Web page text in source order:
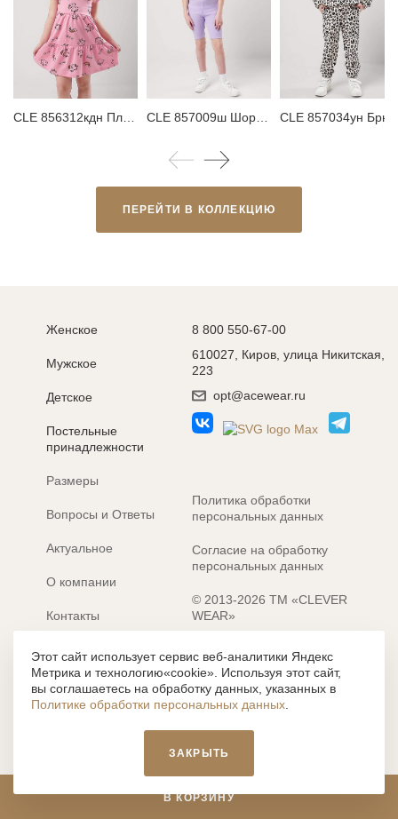
В КОРЗИНУ
ПЕРЕЙТИ В КОЛЛЕКЦИЮ
Женское
Мужское
Детское
Постельные
принадлежности
Размеры
Вопросы и Ответы
Актуальное
О компании
Контакты
Электронные каталоги
8 800 550-67-00
610027, Киров, улица Никитская,
223
opt@acewear.ru
Политика обработки
персональных данных
Согласие на обработку
персональных данных
© 2013-2026 ТМ «CLEVER
WEAR»
Разработка сайта: MACHAON
Все содержание, представленное или отраженное на сайте
https://clever-style.ru, включая, но не ограничиваясь, текстом,
графикой, фотографиями, иллюстрациями и т.д., являются
объектами авторского права, использование которых, без
письменного разрешения администрации и без активной
влечет наложение ответственности с действующим
законодательством РФ.
Этот сайт использует сервис веб-аналитики Яндекс
Метрика и технологию«cookie». Используя этот сайт,
вы соглашаетесь на обработку данных, указанных в
Политике обработки персональных данных
ЗАКРЫТЬ